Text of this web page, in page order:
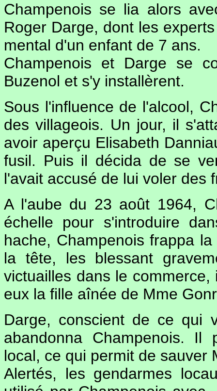
Champenois se lia alors
Roger Darge, dont les
mental d'un enfant de 7 ans.
Champenois et Darge se
Buzenol et s'y installèrent.
Sous l'influence de l'alcool,
des villageois. Un jour, il
avoir aperçu Elisabeth
fusil. Puis il décida de se
l'avait accusé de lui voler des
A l'aube du 23 août 1964,
échelle pour s'introduire
hache, Champenois frappa
la tête, les blessant
victuailles dans le
eux la fille aînée de Mme
Darge, conscient de ce qui
abandonna Champenois. Il
local, ce qui permit de sauver
Alertés, les gendarmes